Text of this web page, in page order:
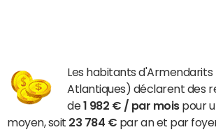
Les habitants d'Armendarits
Atlantiques) déclarent des
de1 982 € / par moispour
moyen, soit 23 784 € par an et par